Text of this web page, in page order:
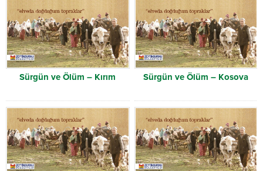
Sürgün ve Ölüm – Kırım Sürgün ve Ölüm – Kosova